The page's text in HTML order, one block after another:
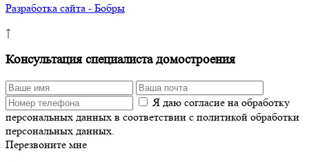
Разработка сайта - Бобры
↑
Консультация специалиста домостроения
Я даю согласие на обработку
персональных данных в соответствии с политикой обработки
персональных данных.
Перезвоните мне